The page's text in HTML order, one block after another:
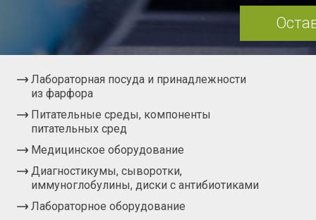
Лабораторная посуда и принадлежности
из фарфора
Питательные среды, компоненты
питательных сред
Медицинское оборудование
Диагностикумы, сыворотки,
иммуноглобулины, диски с антибиотиками
Лабораторное оборудование